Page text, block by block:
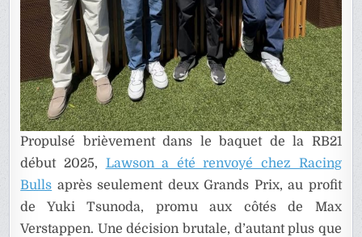
Propulsé brièvement dans le baquet de la RB21
début 2025, Lawson a été renvoyé chez Racing
Bulls après seulement deux Grands Prix, au profit
de Yuki Tsunoda, promu aux côtés de Max
Verstappen. Une décision brutale, d’autant plus que